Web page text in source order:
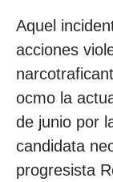
Aquel
acciones
ocmo la
de junio por
candidata
progresista